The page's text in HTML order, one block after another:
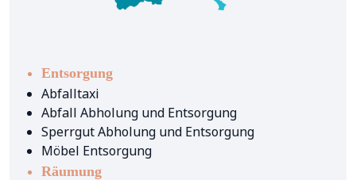
Entsorgung
Abfalltaxi
Abfall Abholung und Entsorgung
Sperrgut Abholung und Entsorgung
Möbel Entsorgung
Räumung